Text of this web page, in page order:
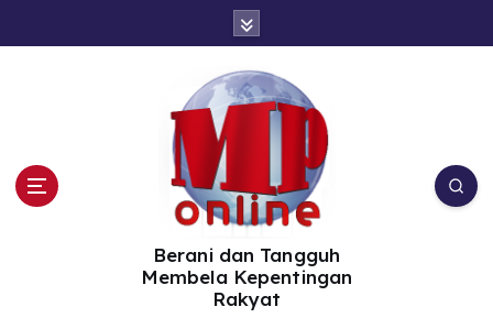
Berani dan Tangguh
Membela Kepentingan
Rakyat